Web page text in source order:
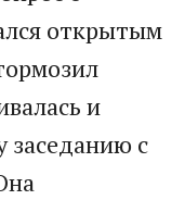
открытым
и
заседанию с